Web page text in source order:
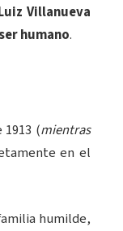
Villanueva
humano.
(mientras
en el
humilde,